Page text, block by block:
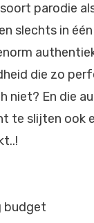
parodie
slechts in
die zo
niet? En die
te slijten ook
budget